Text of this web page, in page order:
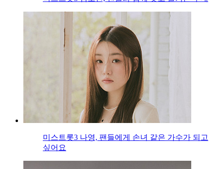
미스트롯3 나영, 팬들에게 손녀 같은 가수가 되고
싶어요